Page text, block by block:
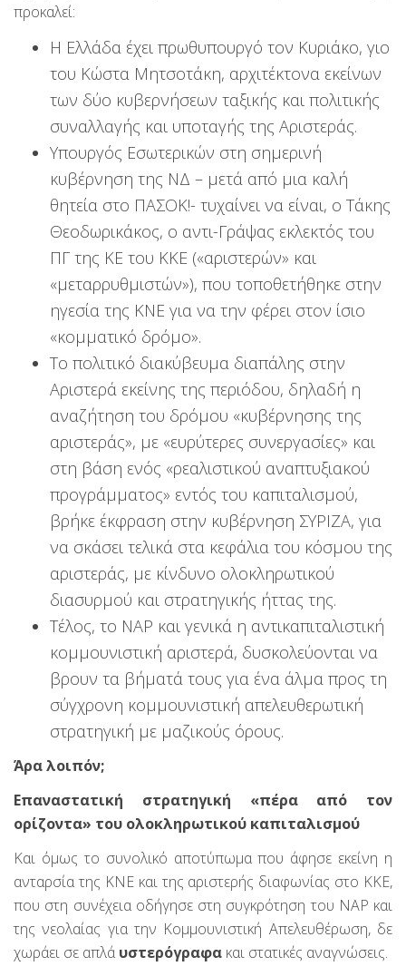
προκαλεί:
Η Ελλάδα έχει πρωθυπουργό τον Κυριάκο, γιο
του Κώστα Μητσοτάκη, αρχιτέκτονα εκείνων
των δύο κυβερνήσεων ταξικής και πολιτικής
συναλλαγής και υποταγής της Αριστεράς.
Υπουργός Εσωτερικών στη σημερινή
κυβέρνηση της ΝΔ – μετά από μια καλή
θητεία στο ΠΑΣΟΚ!- τυχαίνει να είναι, ο Τάκης
Θεοδωρικάκος, ο αντι-Γράψας εκλεκτός του
ΠΓ της ΚΕ του ΚΚΕ («αριστερών» και
«μεταρρυθμιστών»), που τοποθετήθηκε στην
ηγεσία της ΚΝΕ για να την φέρει στον ίσιο
«κομματικό δρόμο».
Το πολιτικό διακύβευμα διαπάλης στην
Αριστερά εκείνης της περιόδου, δηλαδή η
αναζήτηση του δρόμου «κυβέρνησης της
αριστεράς», με «ευρύτερες συνεργασίες» και
στη βάση ενός «ρεαλιστικού αναπτυξιακού
προγράμματος» εντός του καπιταλισμού,
βρήκε έκφραση στην κυβέρνηση ΣΥΡΙΖΑ, για
να σκάσει τελικά στα κεφάλια του κόσμου της
αριστεράς, με κίνδυνο ολοκληρωτικού
διασυρμού και στρατηγικής ήττας της.
Τέλος, το ΝΑΡ και γενικά η αντικαπιταλιστική
κομμουνιστική αριστερά, δυσκολεύονται να
βρουν τα βήματά τους για ένα άλμα προς τη
σύγχρονη κομμουνιστική απελευθερωτική
στρατηγική με μαζικούς όρους.
Άρα λοιπόν;
Επαναστατική στρατηγική «πέρα από τον
ορίζοντα» του ολοκληρωτικού καπιταλισμού
Και όμως το συνολικό αποτύπωμα που άφησε εκείνη η
ανταρσία της ΚΝΕ και της αριστερής διαφωνίας στο ΚΚΕ,
που στη συνέχεια οδήγησε στη συγκρότηση του ΝΑΡ και
της νεολαίας για την Κομμουνιστική Απελευθέρωση, δε
χωράει σε απλά υστερόγραφα και στατικές αναγνώσεις.